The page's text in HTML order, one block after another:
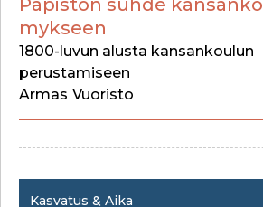
mykseen
1800-luvun alusta kansankoulun
perustamiseen
Armas Vuoristo
Kasvatus & Aika